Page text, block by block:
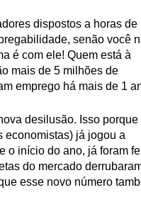
dispostos a horas de
senão você
é com ele! Quem está à
mais de 5 milhões de
emprego há mais de 1
desilusão. Isso porque
economistas) já jogou a
o início do ano, já foram
do mercado
esse novo número